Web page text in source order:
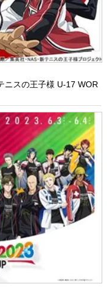
ニスの王子様 U-17 WOR